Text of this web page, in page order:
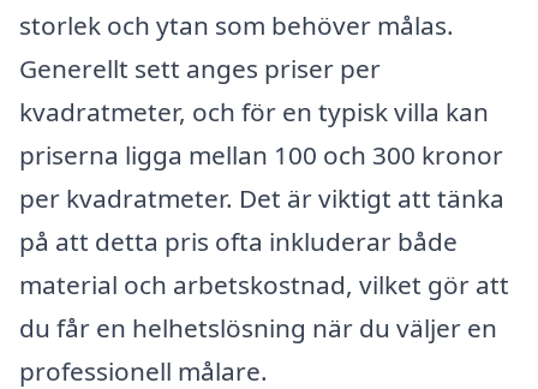
storlek och ytan som behöver målas.
Generellt sett anges priser per
kvadratmeter, och för en typisk villa kan
priserna ligga mellan 100 och 300 kronor
per kvadratmeter. Det är viktigt att tänka
på att detta pris ofta inkluderar både
material och arbetskostnad, vilket gör att
du får en helhetslösning när du väljer en
professionell målare.